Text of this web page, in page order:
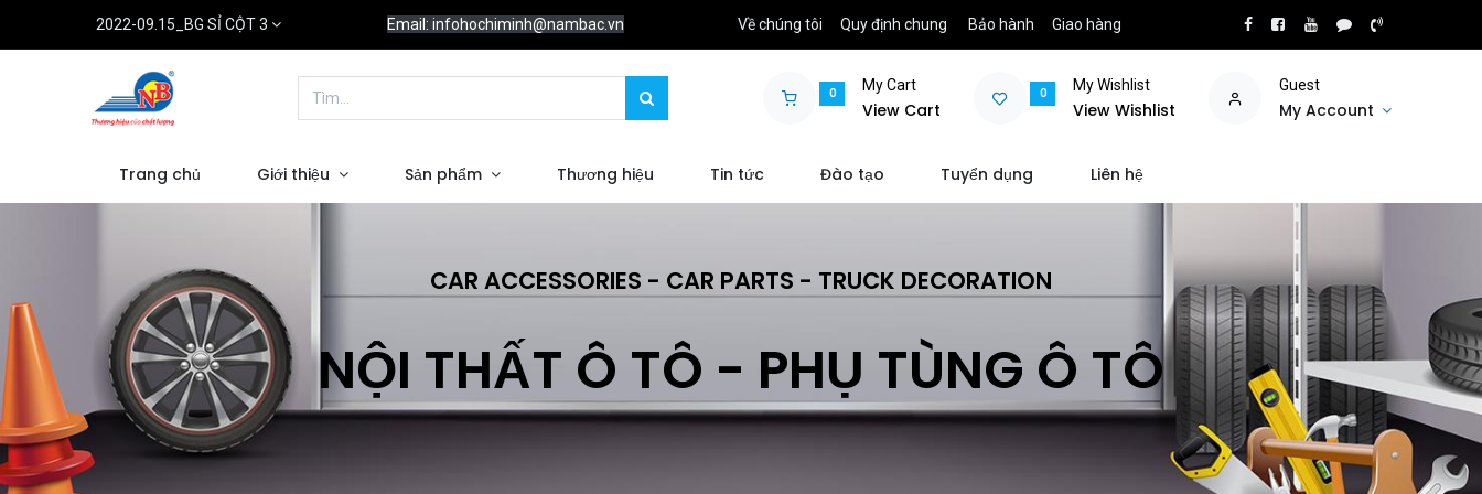
2022-09.15_BG SỈ CỘT 3 Email: infohochiminh@nambac.vn Về chúng tôi Quy định chung Bảo hành Giao hàng
0 My Cart
View Cart
0 My Wishlist
View Wishlist
Guest
My Account
Trang chủ Giới thiệu Sản phẩm Thương hiệu Tin tức Đào tạo Tuyển dụng Liên hệ
CAR ACCESSORIES - CAR PARTS - TRUCK DECORATION
NỘI THẤT Ô TÔ - PHỤ TÙNG Ô TÔ